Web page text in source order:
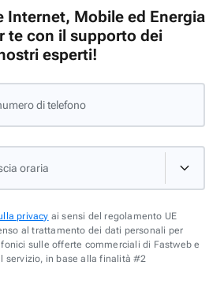
Internet, Mobile ed Energia
te con il supporto dei
esperti!
di telefono
oraria
privacy ai sensi del regolamento UE
al trattamento dei dati personali per
sulle offerte commerciali di Fastweb e
servizio, in base alla finalità #2